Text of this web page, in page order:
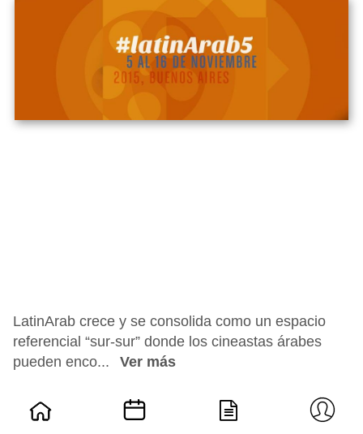
LatinArab crece y se consolida como un espacio
referencial “sur-sur” donde los cineastas árabes
pueden enco...
Ver más